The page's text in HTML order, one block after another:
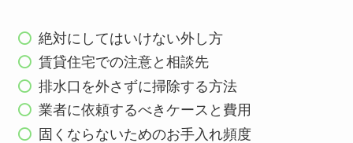
絶対にしてはいけない外し方
賃貸住宅での注意と相談先
排水口を外さずに掃除する方法
業者に依頼するべきケースと費用
固くならないためのお手入れ頻度